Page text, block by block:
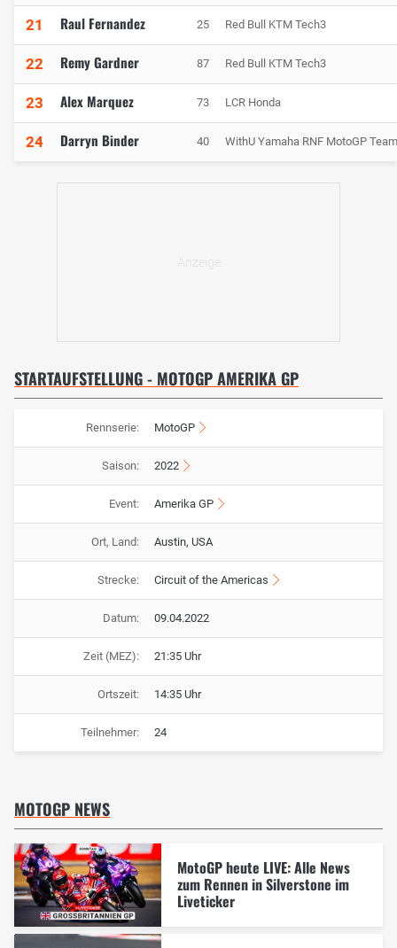
21 Raul Fernandez 25 Red Bull KTM Tech3
22 Remy Gardner 87 Red Bull KTM Tech3
23 Alex Marquez 73 LCR Honda
24 Darryn Binder 40 WithU Yamaha RNF MotoGP Team
STARTAUFSTELLUNG - MOTOGP AMERIKA GP
Rennserie: MotoGP
Saison: 2022
Event: Amerika GP
Ort, Land: Austin, USA
Strecke: Circuit of the Americas
Datum: 09.04.2022
Zeit (MEZ): 21:35 Uhr
Ortszeit: 14:35 Uhr
Teilnehmer: 24
MOTOGP NEWS
MotoGP heute LIVE: Alle News
zum Rennen in Silverstone im
Liveticker